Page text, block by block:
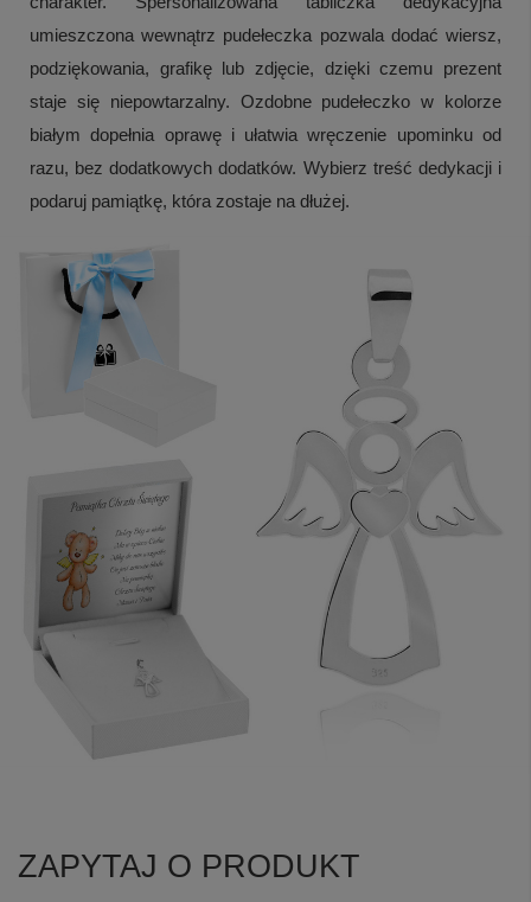
umieszczona wewnątrz pudełeczka pozwala dodać wiersz,
podziękowania, grafikę lub zdjęcie, dzięki czemu prezent
staje się niepowtarzalny. Ozdobne pudełeczko w kolorze
białym dopełnia oprawę i ułatwia wręczenie upominku od
razu, bez dodatkowych dodatków. Wybierz treść dedykacji i
podaruj pamiątkę, która zostaje na dłużej.
ZAPYTAJ O PRODUKT